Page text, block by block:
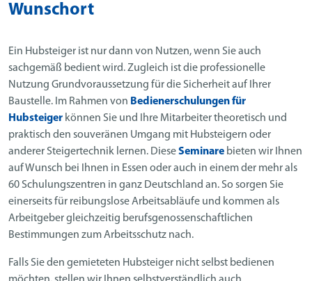
Wunschort
Ein Hubsteiger ist nur dann von Nutzen, wenn Sie auch
sachgemäß bedient wird. Zugleich ist die professionelle
Nutzung Grundvoraussetzung für die Sicherheit auf Ihrer
Baustelle. Im Rahmen von Bedienerschulungen für
Hubsteiger können Sie und Ihre Mitarbeiter theoretisch und
praktisch den souveränen Umgang mit Hubsteigern oder
anderer Steigertechnik lernen. DieseSeminare bieten wir Ihnen
auf Wunsch bei Ihnen in Essen oder auch in einem der mehr als
60 Schulungszentren in ganz Deutschland an. So sorgen Sie
einerseits für reibungslose Arbeitsabläufe und kommen als
Arbeitgeber gleichzeitig berufsgenossenschaftlichen
Bestimmungen zum Arbeitsschutz nach.
Falls Sie den gemieteten Hubsteiger nicht selbst bedienen